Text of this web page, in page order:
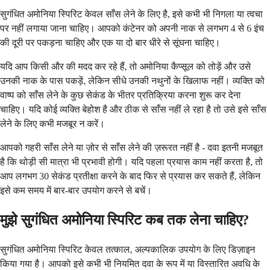
सुगंधित अमोनिया स्पिरिट केवल साँस लेने के लिए है, इसे कभी भी निगला या त्वचा
पर नहीं लगाया जाना चाहिए। आपको कंटेनर को अपनी नाक से लगभग 4 से 6 इंच
की दूरी पर पकड़ना चाहिए और एक या दो बार धीरे से सूंघना चाहिए।
यदि आप किसी और की मदद कर रहे हैं, तो अमोनिया कैप्सूल को तोड़ें और उसे
उनकी नाक के पास पकड़ें, लेकिन सीधे उनकी नथुनों के खिलाफ नहीं। व्यक्ति को
वाष्प को साँस लेने के कुछ सेकंड के भीतर प्रतिक्रिया करना शुरू कर देना
चाहिए। यदि कोई व्यक्ति बेहोश है और ठीक से साँस नहीं ले रहा है तो उसे इसे साँस
लेने के लिए कभी मजबूर न करें।
आपको गहरी साँस लेने या ज़ोर से साँस लेने की ज़रूरत नहीं है - दवा इतनी मजबूत
है कि थोड़ी सी मात्रा भी प्रभावी होगी। यदि पहला प्रयास काम नहीं करता है, तो
आप लगभग 30 सेकंड प्रतीक्षा करने के बाद फिर से प्रयास कर सकते हैं, लेकिन
इसे कम समय में बार-बार उपयोग करने से बचें।
मुझे सुगंधित अमोनिया स्पिरिट कब तक लेना चाहिए?
सुगंधित अमोनिया स्पिरिट केवल तत्काल, अल्पकालिक उपयोग के लिए डिज़ाइन
किया गया है। आपको इसे कभी भी नियमित दवा के रूप में या विस्तारित अवधि के